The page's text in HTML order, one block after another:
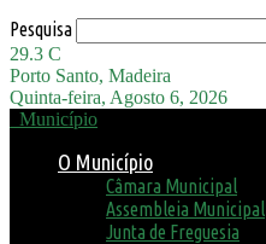
Pesquisa
29.3 C
Porto Santo, Madeira
Quinta-feira, Agosto 6, 2026
Município
O Município
Câmara Municipal
Assembleia Municipal
Junta de Freguesia